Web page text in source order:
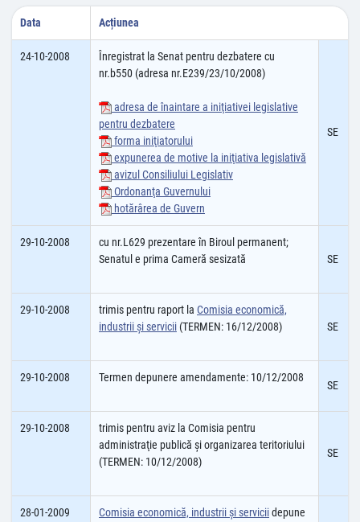
Data Acțiunea
24-10-2008
Înregistrat la Senat pentru dezbatere cu
nr.b550 (adresa nr.E239/23/10/2008)
adresa de înaintare a iniţiativei legislative
pentru dezbatere
forma iniţiatorului
expunerea de motive la iniţiativa legislativă
avizul Consiliului Legislativ
Ordonanţa Guvernului
hotărârea de Guvern
SE
29-10-2008
cu nr.L629 prezentare în Biroul permanent;
Senatul e prima Cameră sesizată
SE
29-10-2008 trimis pentru raport la Comisia economică,
industrii şi servicii (TERMEN: 16/12/2008) SE
29-10-2008 Termen depunere amendamente: 10/12/2008
SE
29-10-2008
trimis pentru aviz la Comisia pentru
administraţie publică şi organizarea teritoriului
(TERMEN: 10/12/2008)
SE
28-01-2009 Comisia economică, industrii şi serviciidepune